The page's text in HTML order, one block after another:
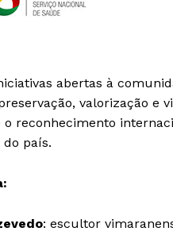
agora!
SUBSCREVA JÁ!
abertas à
valorização e
reconhecimento
país.
: escultor